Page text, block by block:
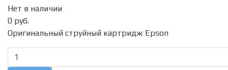
Нет в наличии
0 руб.
Оригинальный струйный картридж Epson